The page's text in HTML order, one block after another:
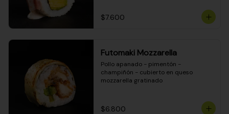
$7.600
Futomaki Mozzarella
Pollo apanado - pimentón -
champiñón - cubierto en queso
mozzarella gratinado
$6.800